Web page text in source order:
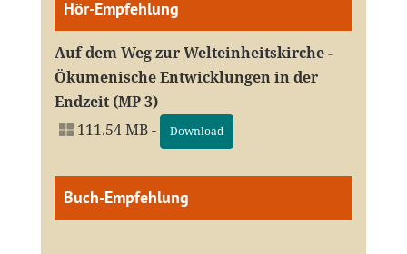
Hör-Empfehlung
Auf dem Weg zur Welteinheitskirche -
Ökumenische Entwicklungen in der
Endzeit (MP 3)
111.54 MB -
Download
Buch-Empfehlung